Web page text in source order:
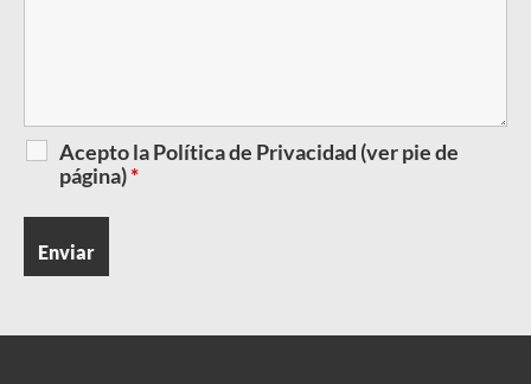
Acepto la Política de Privacidad (ver pie de
página)*